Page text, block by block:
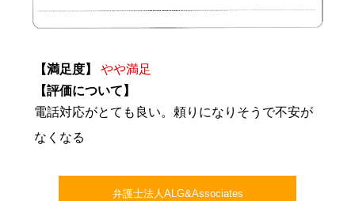
【満足度】
やや満足
【評価について】
電話対応がとても良い。頼りになりそうで不安が
なくなる
弁護士法人ALG&Associates